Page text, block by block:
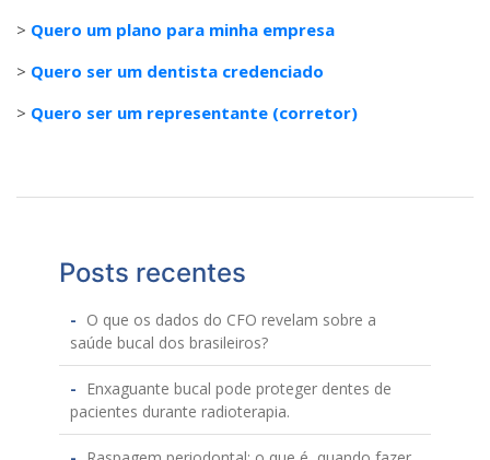
> Quero um plano para minha empresa
> Quero ser um dentista credenciado
> Quero ser um representante (corretor)
Posts recentes
O que os dados do CFO revelam sobre a
saúde bucal dos brasileiros?
Enxaguante bucal pode proteger dentes de
pacientes durante radioterapia.